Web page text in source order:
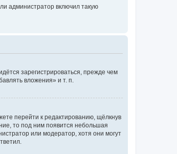
администратор включил такую
зарегистрироваться, прежде чем
вложения» и т. п.
перейти к редактированию, щёлкнув
то под ним появится небольшая
или модератор, хотя они могут